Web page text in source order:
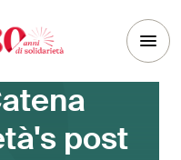
post